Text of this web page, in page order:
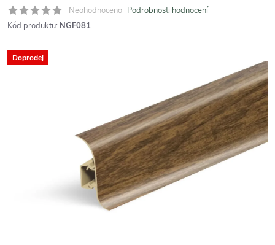
Neohodnoceno Podrobnosti hodnocení
Kód produktu: NGF081
Doprodej